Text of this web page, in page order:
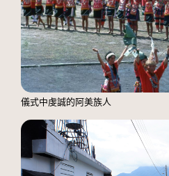
儀式中虔誠的阿美族人